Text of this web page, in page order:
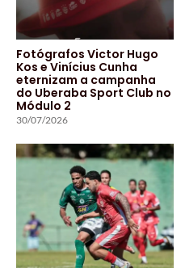
Fotógrafos Victor Hugo
Kos e Vinícius Cunha
eternizam a campanha
do Uberaba Sport Club no
Módulo 2
30/07/2026